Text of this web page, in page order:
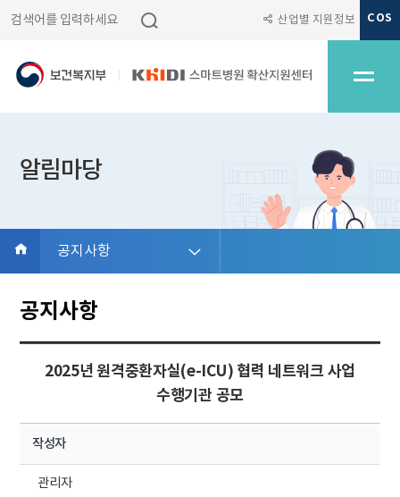
산업별 지원정보 COS
전체
알림마당
홈 공지사항
공지사항
2025년 원격중환자실(e-ICU) 협력 네트워크 사업
수행기관 공모
작성자
관리자